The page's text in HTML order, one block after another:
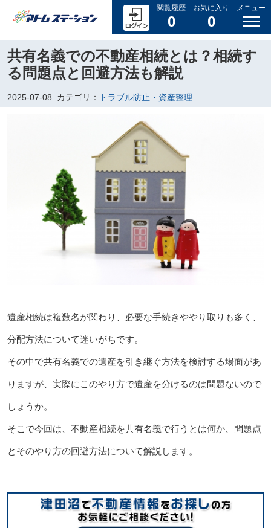
閲覧履歴
0
お気に入り
0
メニュー
共有名義での不動産相続とは？相続す
る問題点と回避方法も解説
2025-07-08 カテゴリ： トラブル防止・資産整理
遺産相続は複数名が関わり、必要な手続きややり取りも多く、
分配方法について迷いがちです。
その中で共有名義での遺産を引き継ぐ方法を検討する場面があ
りますが、実際にこのやり方で遺産を分けるのは問題ないので
しょうか。
そこで今回は、不動産相続を共有名義で行うとは何か、問題点
とそのやり方の回避方法について解説します。